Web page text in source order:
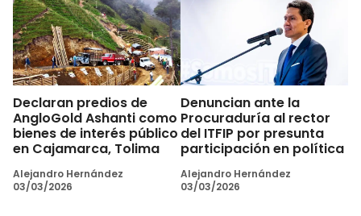
Declaran predios de
AngloGold Ashanti como
bienes de interés público
en Cajamarca, Tolima
Alejandro Hernández
03/03/2026
Denuncian ante la
Procuraduría al rector
del ITFIP por presunta
participación en política
Alejandro Hernández
03/03/2026